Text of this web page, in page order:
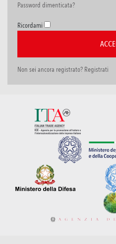
Password dimenticata?
Ricordami
Non sei ancora registrato? Registrati